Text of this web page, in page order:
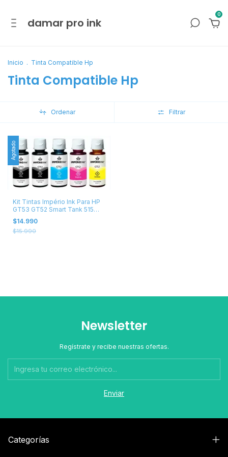
damar pro ink
0
Inicio . Tinta Compatible Hp
Tinta Compatible Hp
Ordenar Filtrar
Agotado
Kit Tintas Império Ink Para HP
GT53 GT52 Smart Tank 515
Amarillo Cian Magenta Negro
negro
$14.990
$15.990
Newsletter
Regístrate y recibe nuestras ofertas.
Categorías